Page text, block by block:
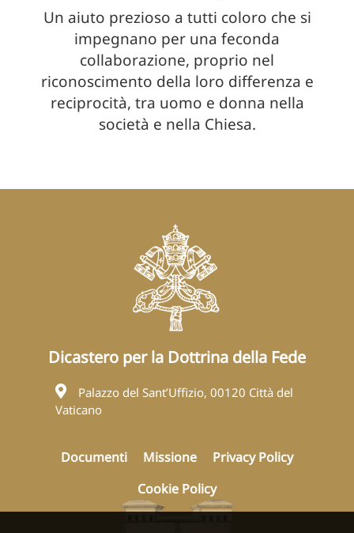
Un aiuto prezioso a tutti coloro che si
impegnano per una feconda
collaborazione, proprio nel
riconoscimento della loro differenza e
reciprocità, tra uomo e donna nella
società e nella Chiesa.
Dicastero per la Dottrina della Fede
Palazzo del Sant’Uffizio, 00120 Città del
Vaticano
Documenti Missione
Privacy Policy
Cookie Policy